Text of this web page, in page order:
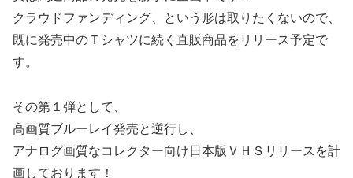
クラウドファンディング、という形は取りたくないので、
既に発売中のＴシャツに続く直販商品をリリース予定で
す。
その第１弾として、
高画質ブルーレイ発売と逆行し、
アナログ画質なコレクター向け日本版ＶＨＳリリースを計
画しております！